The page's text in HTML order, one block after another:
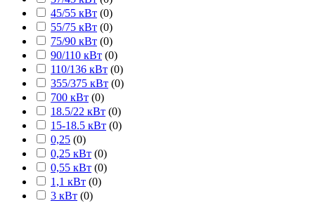
45/55 кВт (0)
55/75 кВт (0)
75/90 кВт (0)
90/110 кВт (0)
110/136 кВт (0)
355/375 кВт (0)
700 кВт (0)
18.5/22 кВт (0)
15-18.5 кВт (0)
0,25 (0)
0,25 кВт (0)
0,55 кВт (0)
1,1 кВт (0)
3 кВт (0)